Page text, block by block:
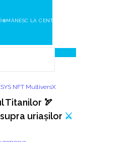
LA CENTENAR…
Titanilor 🏹
uriașilor ⚔️